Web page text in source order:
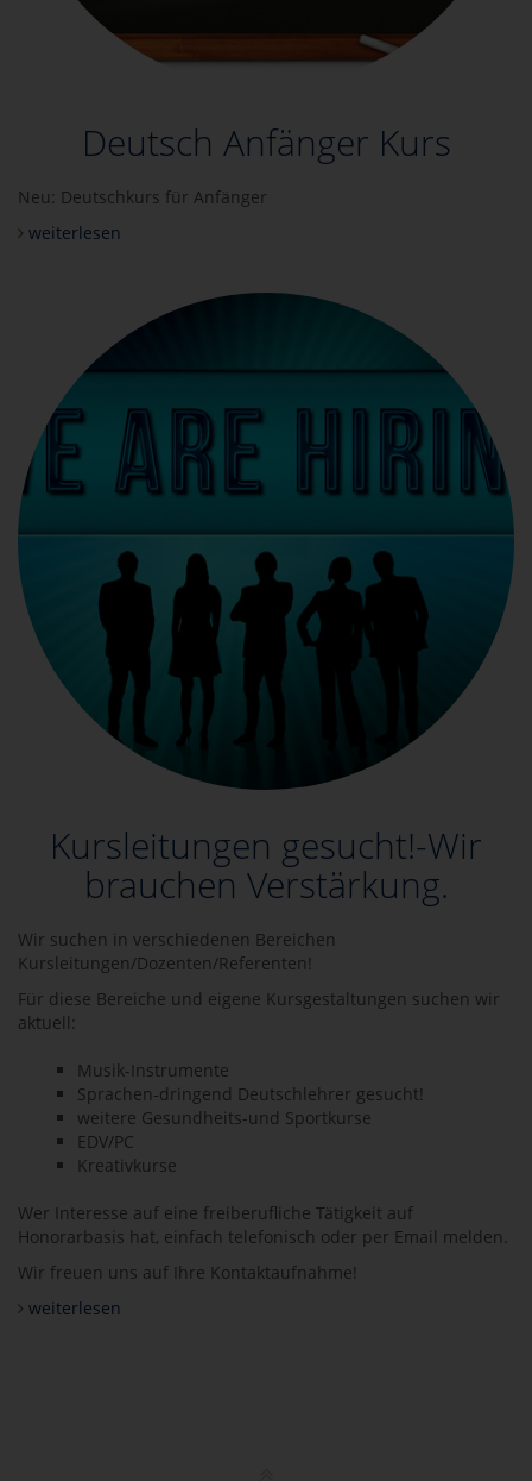
Deutsch Anfänger Kurs
Neu: Deutschkurs für Anfänger
weiterlesen
Kursleitungen gesucht!-Wir
brauchen Verstärkung.
Wir suchen in verschiedenen Bereichen
Kursleitungen/Dozenten/Referenten!
Für diese Bereiche und eigene Kursgestaltungen suchen wir
aktuell:
Musik-Instrumente
Sprachen-dringend Deutschlehrer gesucht!
weitere Gesundheits-und Sportkurse
EDV/PC
Kreativkurse
Wer Interesse auf eine freiberufliche Tätigkeit auf
Honorarbasis hat, einfach telefonisch oder per Email melden.
Wir freuen uns auf Ihre Kontaktaufnahme!
weiterlesen